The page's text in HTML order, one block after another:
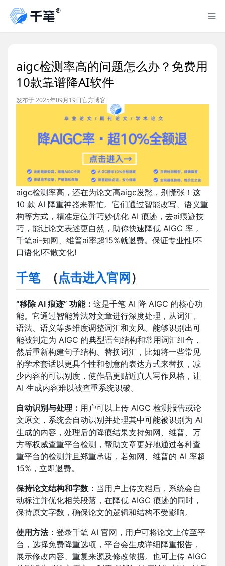
aigc检测率高的问题怎么办？免费用
10款靠谱降AI软件
发布于 2025年09月19日官方博客
aigc检测率高，还在为论文高aigc发愁，别慌张！这
10 款 AI 降重神器来帮忙。它们通过智能改写、语义重
构等方式，精准定位并巧妙优化 AI 痕迹，去ai痕迹技
巧，能让论文表述更自然，助你快速降低 AIGC 率 。
千笔ai-知网、维普ai率超15%就退费。保证专业性!不
口语化!不散文化!
千笔（点击进入官网 ）
“移除 AI 痕迹” 功能： 这是千笔 AI 降 AIGC 的核心功
能。它通过智能算法对文章进行深度处理，从词汇、
语法、语义等多维度调整词汇和文风。能够识别出可
能被判定为 AIGC 的典型语句结构和常用词汇组合，
然后重新构建句子结构、替换词汇，比如将一些常见
的学术套话以更具个性和创意的表达方式来替换，减
少内容的可识别度，使作品更贴近真人写作风格，让
AI 生成内容难以被查重系统识破。
自动识别与处理： 用户可以上传 AIGC 检测报告或论
文原文，系统会自动识别并处理其中可能被识别为 AI
生成的内容，处理后的降痕结果支持知网、维普、万
方等权威查重平台检测，帮助文章更好地通过各种查
重平台的检测并且郑重承诺，若知网、维普的 AI 率超
15%，立即退费。
保持论文结构和字数： 当用户上传文档后，系统会自
动标注并优化相关段落，在降低 AIGC 痕迹的同时，
保持原文字数，确保论文的逻辑和结构不受影响。
使用方法： 登录千笔 AI 官网， 用户可将论文上传至平
台，选择免费降重选项，平台会生成详细降重报告，
展示修改内容、重复来源及修改依据。也可上传 AIGC